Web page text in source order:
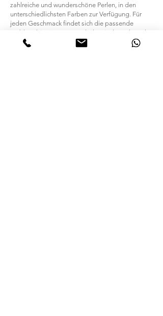
zahlreiche und wunderschöne Perlen, in den
unterschiedlichsten Farben zur Verfügung. Für
jeden Geschmack findet sich die passende
Farbkombination. Tag und Uhrzeit des Schmuck
Workshops wird individuell vereinbart.